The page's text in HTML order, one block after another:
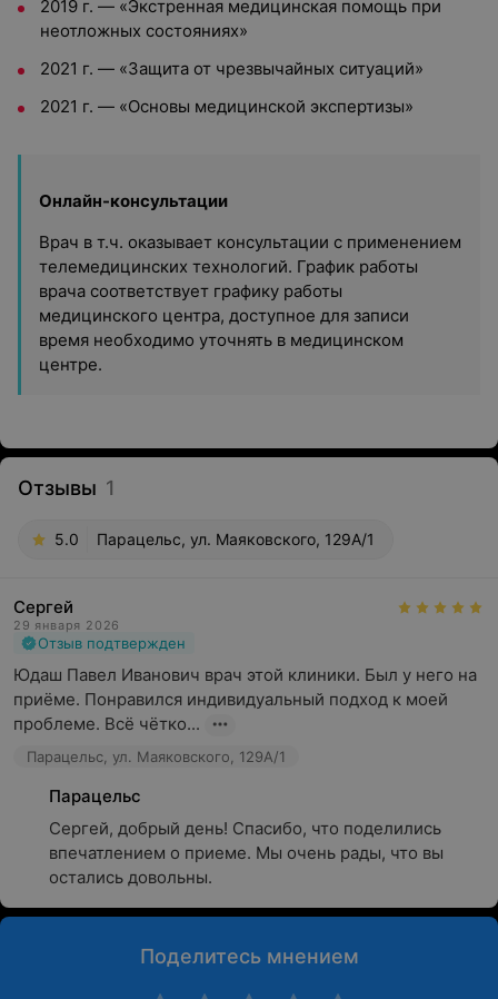
2019 г. — «Экстренная медицинская помощь при
неотложных состояниях»
2021 г. — «Защита от чрезвычайных ситуаций»
2021 г. — «Основы медицинской экспертизы»
Онлайн-консультации
Врач в т.ч. оказывает консультации с применением
телемедицинских технологий. График работы
врача соответствует графику работы
медицинского центра, доступное для записи
время необходимо уточнять в медицинском
центре.
Отзывы 1
5.0 Парацельс, ул. Маяковского, 129А/1
Сергей
29 января 2026
Отзыв подтвержден
Юдаш Павел Иванович врач этой клиники. Был у него на
приёме. Понравился индивидуальный подход к моей
проблеме. Всё чётко...
Парацельс, ул. Маяковского, 129А/1
Парацельс
Сергей, добрый день! Спасибо, что поделились
впечатлением о приеме. Мы очень рады, что вы
остались довольны.
Поделитесь мнением